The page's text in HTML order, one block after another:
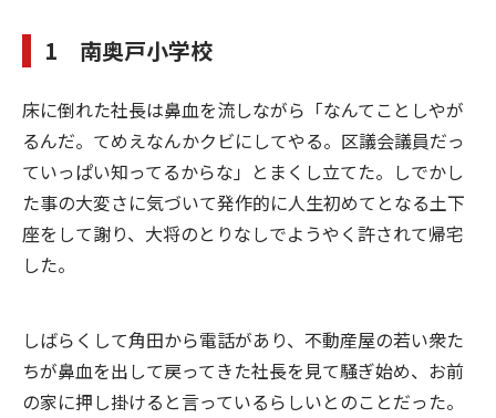
1 南奥戸小学校
床に倒れた社長は鼻血を流しながら「なんてことしやが
るんだ。てめえなんかクビにしてやる。区議会議員だっ
ていっぱい知ってるからな」とまくし立てた。しでかし
た事の大変さに気づいて発作的に人生初めてとなる土下
座をして謝り、大将のとりなしでようやく許されて帰宅
した。
しばらくして角田から電話があり、不動産屋の若い衆た
ちが鼻血を出して戻ってきた社長を見て騒ぎ始め、お前
の家に押し掛けると言っているらしいとのことだった。